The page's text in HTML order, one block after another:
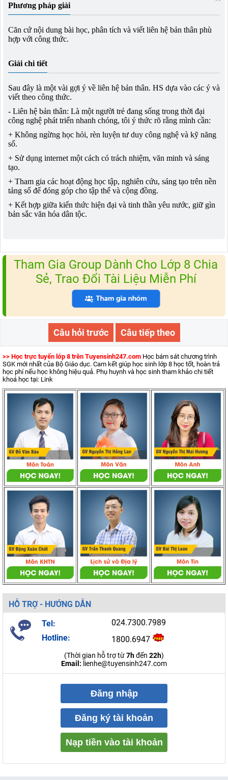
Phương pháp giải
Căn cứ nội dung bài học, phân tích và viết liên hệ bản thân phù
hợp với công thức.
Giải chi tiết
Sau đây là một vài gợi ý về liên hệ bản thân. HS dựa vào các ý và
viết theo công thức.
- Liên hệ bản thân: Là một người trẻ đang sống trong thời đại
công nghệ phát triển nhanh chóng, tôi ý thức rõ rằng mình cần:
+ Không ngừng học hỏi, rèn luyện tư duy công nghệ và kỹ năng
số.
+ Sử dụng internet một cách có trách nhiệm, văn minh và sáng
tạo.
+ Tham gia các hoạt động học tập, nghiên cứu, sáng tạo trên nền
tảng số để đóng góp cho tập thể và cộng đồng.
+ Kết hợp giữa kiến thức hiện đại và tinh thần yêu nước, giữ gìn
bản sắc văn hóa dân tộc.
Tham Gia Group Dành Cho Lớp 8 Chia
Sẻ, Trao Đổi Tài Liệu Miễn Phí
Câu hỏi trước Câu tiếp theo
>> Học trực tuyến lớp 8 trên Tuyensinh247.com Học bám sát chương trình
SGK mới nhất của Bộ Giáo dục. Cam kết giúp học sinh lớp 8 học tốt, hoàn trả
học phí nếu học không hiệu quả. Phụ huynh và học sinh tham khảo chi tiết
khoá học tại: Link
HỖ TRỢ - HƯỚNG DẪN
Tel:
024.7300.7989
Hotline:
1800.6947
(Thời gian hỗ trợ từ7hđến 22h)
Email: lienhe@tuyensinh247.com
Đăng nhập
Đăng ký tài khoản
Nạp tiền vào tài khoản